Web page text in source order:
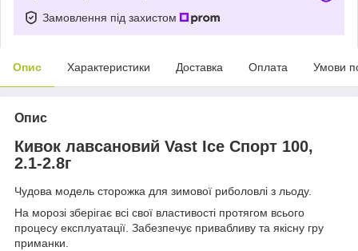
Замовлення під захистом
Опис Характеристики Доставка Оплата Умови
Опис
Кивок лавсановий Vast Ice Спорт 100,
2.1-2.8г
Чудова модель сторожка для зимової риболовлі з льоду.
На морозі зберігає всі свої властивості протягом всього
процесу експлуатації. Забезпечує привабливу та якісну гру
приманки.